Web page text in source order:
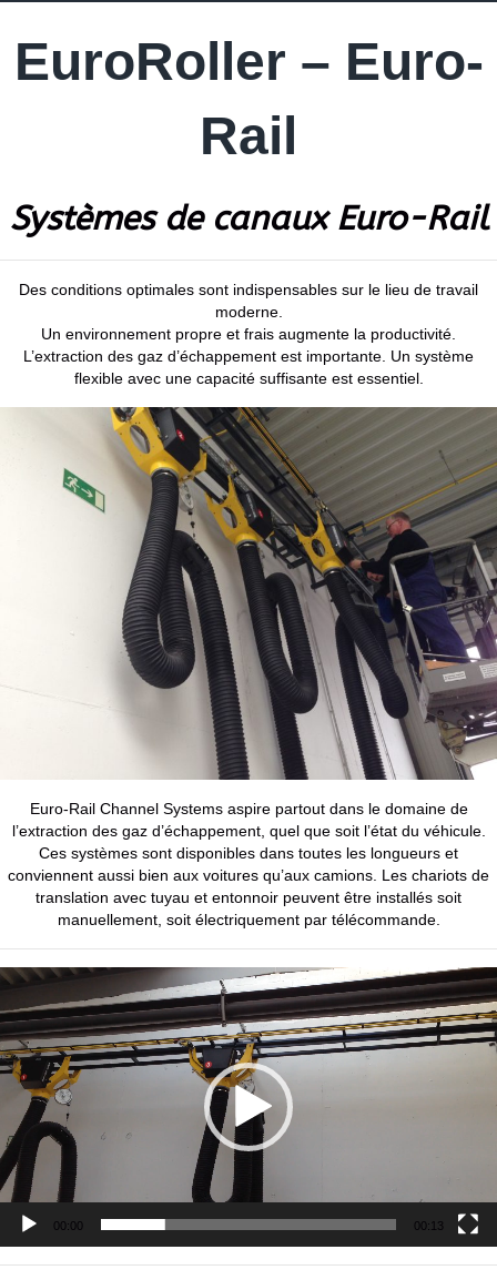
EuroRoller – Euro-
Rail
Systèmes de canaux Euro-Rail
Des conditions optimales sont indispensables sur le lieu de travail
moderne.
Un environnement propre et frais augmente la productivité.
L’extraction des gaz d’échappement est importante. Un système
flexible avec une capacité suffisante est essentiel.
Euro-Rail Channel Systems aspire partout dans le domaine de
l’extraction des gaz d’échappement, quel que soit l’état du véhicule.
Ces systèmes sont disponibles dans toutes les longueurs et
conviennent aussi bien aux voitures qu’aux camions. Les chariots de
translation avec tuyau et entonnoir peuvent être installés soit
manuellement, soit électriquement par télécommande.
Lecteur
00:00 00:13